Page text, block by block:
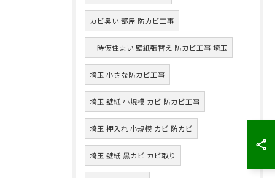
カビ臭い 部屋 防カビ工事
一時仮住まい 壁紙張替え 防カビ工事 埼玉
埼玉 小さな防カビ工事
埼玉 壁紙 小規模 カビ 防カビ工事
埼玉 押入れ 小規模 カビ 防カビ
埼玉 壁紙 黒カビ カビ取り